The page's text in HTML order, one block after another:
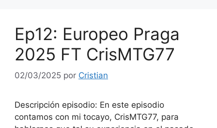
Ep12: Europeo Praga
2025 FT CrisMTG77
02/03/2025 por Cristian
Descripción episodio: En este episodio
contamos con mi tocayo, CrisMTG77, para